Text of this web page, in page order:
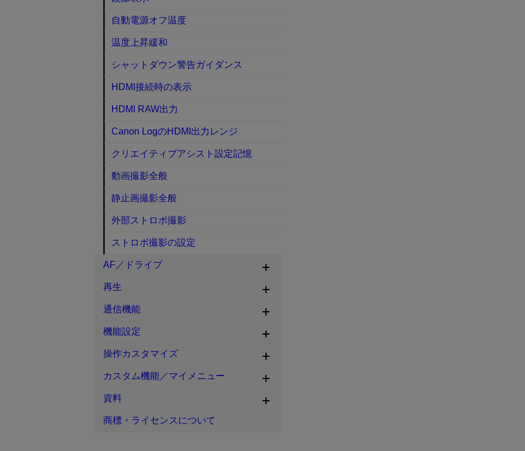
自動電源オフ温度
温度上昇緩和
シャットダウン警告ガイダンス
HDMI接続時の表示
HDMI RAW出力
Canon LogのHDMI出力レンジ
クリエイティブアシスト設定記憶
動画撮影全般
静止画撮影全般
外部ストロボ撮影
ストロボ撮影の設定
AF／ドライブ
再生
通信機能
機能設定
操作カスタマイズ
カスタム機能／マイメニュー
資料
商標・ライセンスについて